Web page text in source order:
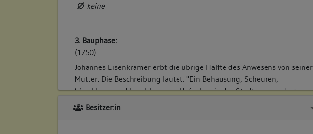
keine
3. Bauphase:
(1750)
Johannes Eisenkrämer erbt die übrige Hälfte des Anwesens von seiner
Mutter. Die Beschreibung lautet: "Ein Behausung, Scheuren,
Waschhaus und beschlossener Hof, oben in der Stadt, neben dem
Helferrath Haus (Diakonathaus) und der Stift Baadischen
Scheuer...vierdthalb Ruthen Gartten dabey". (a)
Besitzer:in